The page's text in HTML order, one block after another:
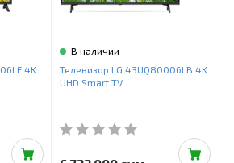
4K
В наличии
Телевизор LG 43UQ80006LB 4K
UHD Smart TV